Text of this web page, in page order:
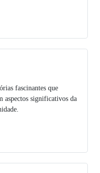
fascinantes que
aspectos significativos da